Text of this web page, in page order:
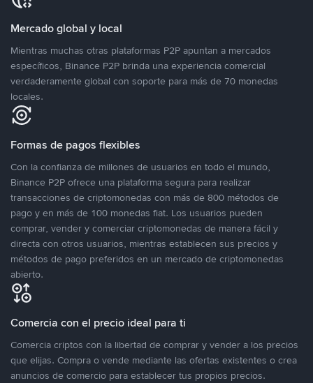
Mercado global y local
Mientras muchas otras plataformas P2P apuntan a mercados
específicos, Binance P2P brinda una experiencia comercial
verdaderamente global con soporte para más de 70 monedas
locales.
Formas de pagos flexibles
Con la confianza de millones de usuarios en todo el mundo,
Binance P2P ofrece una plataforma segura para realizar
transacciones de criptomonedas con más de 800 métodos de
pago y en más de 100 monedas fiat. Los usuarios pueden
comprar, vender y comerciar criptomonedas de manera fácil y
directa con otros usuarios, mientras establecen sus precios y
métodos de pago preferidos en un mercado de criptomonedas
abierto.
Comercia con el precio ideal para ti
Comercia criptos con la libertad de comprar y vender a los precios
que elijas. Compra o vende mediante las ofertas existentes o crea
anuncios de comercio para establecer tus propios precios.